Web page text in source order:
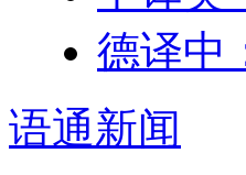
德译中
语通新闻